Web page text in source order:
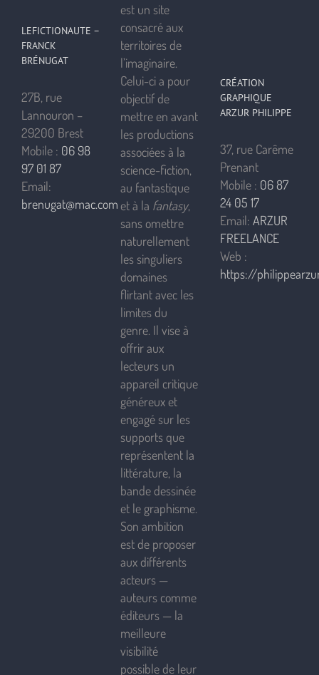
LEFICTIONAUTE –
FRANCK
BRÉNUGAT
27B, rue
Lannouron –
29200 Brest
Mobile : 06 98
97 01 87
Email:
brenugat@mac.com
est un site
consacré aux
territoires de
l’imaginaire.
Celui-ci a pour
objectif de
mettre en avant
les productions
associées à la
science-fiction,
au fantastique
et à la fantasy,
sans omettre
naturellement
les singuliers
domaines
flirtant avec les
limites du
genre. Il vise à
offrir aux
lecteurs un
appareil critique
généreux et
engagé sur les
supports que
représentent la
littérature, la
bande dessinée
et le graphisme.
Son ambition
est de proposer
aux différents
acteurs —
auteurs comme
éditeurs — la
meilleure
visibilité
possible de leur
CRÉATION
GRAPHIQUE
ARZUR PHILIPPE
37, rue Carême
Prenant
Mobile : 06 87
24 05 17
Email: ARZUR
FREELANCE
Web :
https://